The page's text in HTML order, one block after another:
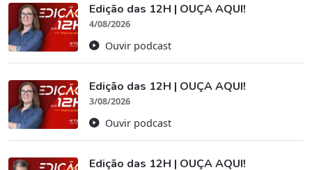
Edição das 12H | OUÇA AQUI!
4/08/2026
Ouvir podcast
Edição das 12H | OUÇA AQUI!
3/08/2026
Ouvir podcast
Edição das 12H | OUÇA AQUI!